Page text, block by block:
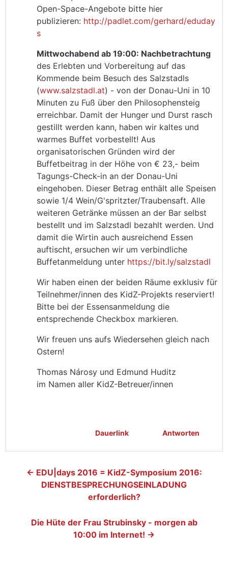
Open-Space-Angebote bitte hier
publizieren: http://padlet.com/gerhard/eduday
s
Mittwochabend ab 19:00: Nachbetrachtung
des Erlebten und Vorbereitung auf das
Kommende beim Besuch des Salzstadls
(www.salzstadl.at) - von der Donau-Uni in 10
Minuten zu Fuß über den Philosophensteig
erreichbar. Damit der Hunger und Durst rasch
gestillt werden kann, haben wir kaltes und
warmes Buffet vorbestellt! Aus
organisatorischen Gründen wird der
Buffetbeitrag in der Höhe von € 23,- beim
Tagungs-Check-in an der Donau-Uni
eingehoben. Dieser Betrag enthält alle Speisen
sowie 1/4 Wein/G'spritzter/Traubensaft. Alle
weiteren Getränke müssen an der Bar selbst
bestellt und im Salzstadl bezahlt werden. Und
damit die Wirtin auch ausreichend Essen
auftischt, ersuchen wir um verbindliche
Buffetanmeldung unter https://bit.ly/salzstadl
Wir haben einen der beiden Räume exklusiv für
Teilnehmer/innen des KidZ-Projekts reserviert!
Bitte bei der Essensanmeldung die
entsprechende Checkbox markieren.
Wir freuen uns aufs Wiedersehen gleich nach
Ostern!
Thomas Nárosy und Edmund Huditz
im Namen aller KidZ-Betreuer/innen
Dauerlink Antworten
← EDU|days 2016 = KidZ-Symposium 2016:
DIENSTBESPRECHUNGSEINLADUNG
erforderlich?
Die Hüte der Frau Strubinsky - morgen ab
10:00 im Internet! →